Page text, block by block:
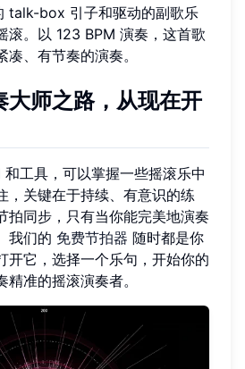
talk-box 引子和驱动的副歌乐
滚。以 123 BPM 演奏，这首歌
、有节奏的演奏。
大师之路，从现在开
工具，可以掌握一些摇滚乐中
，关键在于持续、有意识的练
拍同步，只有当你能完美地演奏
我们的 免费节拍器 随时都是你
开它，选择一个乐句，开始你的
准的摇滚演奏者。